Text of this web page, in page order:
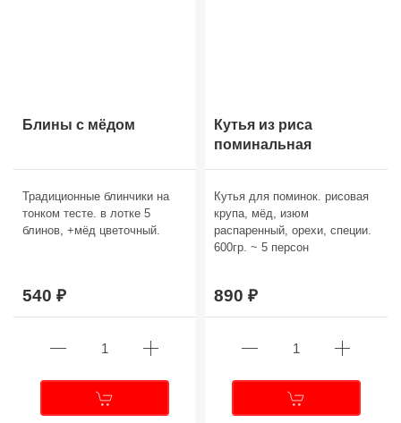
Блины с мёдом
Традиционные блинчики на
тонком тесте. в лотке 5
блинов, +мёд цветочный.
540
Кутья из риса
поминальная
Кутья для поминок. рисовая
крупа, мёд, изюм
распаренный, орехи, специи.
600гр. ~ 5 персон
890